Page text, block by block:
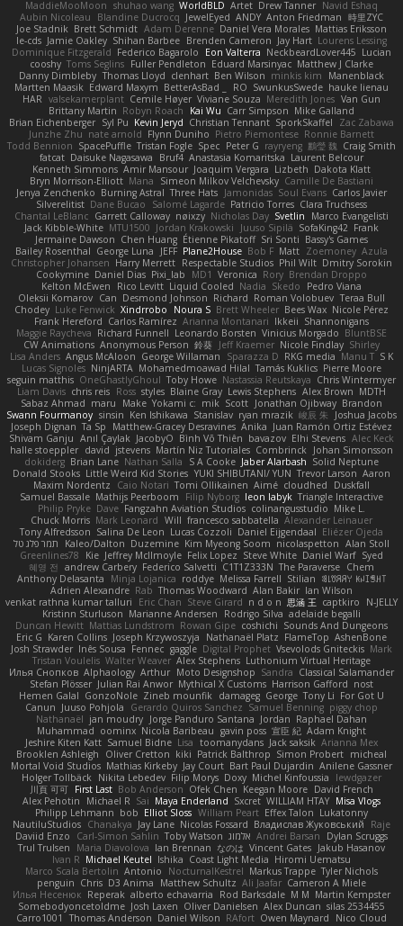
MaddieMooMoon shuhao wang WorldBLD Artet Drew Tanner Navid Eshaq
Aubin Nicoleau
Blandine Ducrocq JewelEyed ANDY Anton Friedman 時里ZYC
Joe Stadnik Brett Schmidt Adam Derenne Daniel Vera Morales Mattias Eriksson
le-cds Jamie Oakley Shihan Barbee Brenden Cameron Jay Hart Lourens Lessing
Dominique Fitzgerald Federico Bagarolo Eon Valterra NeckbeardLover445 Lucian
cooshy Toms Seglins Fuller Pendleton Eduard Marsinyac Matthew J Clarke
Danny Dimbleby Thomas Lloyd clenhart Ben Wilson minkis kim
Manenblack
Martten Maasik Edward Maxym BetterAsBad _ RO SwunkusSwede hauke lienau
HAR valsekamerplant Cemile Høyer Viviane Souza Meredith Jones Van Gun
Brittany Martin Robyn Roach Kai Wu Carr Simpson Mike Galland
Brian Eichenberger Syl Pu Kevin Jeryd Christian Tennant SporkSkaffel
Zac Zabawa
Junzhe Zhu nate arnold Flynn Duniho Pietro Piemontese Ronnie Barnett
Todd Bennion SpacePuffle Tristan Fogle Spec Peter G rayryeng 鸝瑩 魏 Craig Smith
fatcat Daisuke Nagasawa Bruf4 Anastasia Komaritska Laurent Belcour
Kenneth Simmons Amir Mansour Joaquim Vergara Lizbeth Dakota Klatt
Bryn Morrison-Elliott Mana Simeon Milkov Velchevsky Camille De Bastiani
Jenya Zenchenko Burning Astral Three Hats Jamonidas Soul Evans Carlos Javier
Silverelitist Dane Bucao Salomé Lagarde Patricio Torres Clara Truchsess
Chantal LeBlanc Garrett Calloway nøixzy Nicholas Day Svetlin
Marco Evangelisti
Jack Kibble-White MTU1500 Jordan Krakowski Juuso Sipilä SofaKing42 Frank
Jermaine Dawson Chen Huang Étienne Pikatoff Sri Sonti Bassy's Games
Bailey Rosenthal George Luna JEFF Plane2House Bob F Matt Zoemoney Azula
Christopher Johansen Harry Merrett Respectable Studios Phil Wilt Dmitry Sorokin
Cookymine Daniel Dias Pixi_lab MD1 Veronica Rory Brendan Droppo
Kelton McEwen
Rico Levitt Liquid Cooled Nadia Skedo
Pedro Viana
Oleksii Komarov Can Desmond Johnson Richard Roman Volobuev Teraa Bull
Chodey Luke Fenwick Xindrrobo Noura S Brett Wheeler Bees Wax Nicole Pérez
Frank Hereford Carlos Ramírez Arianna Montanari Ikkeii Shannonigans
Maggie Raycheva Richard Funnell Leonardo Borsten Vinicius Morgado BluntBSE
CW Animations Anonymous Person 鈴葵 Jeff Kraemer Nicole Findlay Shirley
Lisa Anders Angus McAloon George Willaman Sparazza D RKG media Manu T S K
Lucas Signoles NinjARTA Mohamedmoawad Hilal Tamás Kuklics Pierre Moore
seguin matthis OneGhastlyGhoul Toby Howe Nastassia Reutskaya Chris Wintermyer
Liam Davis chris reis Ross styles Blaine Gray Lewis Stephens Alex Brown MDTH
Sabaz Ahmad maru Make Yokami c: mik Scott Jonathan Ojibway Brandon
Swann Fourmanoy sinsin Ken Ishikawa Stanislav ryan mrazik 峻辰 朱
Joshua Jacobs
Joseph Dignan Ta Sp Matthew-Gracey Desravines Anika Juan Ramón Ortiz Estévez
Shivam Ganju Anıl Çaylak JacobyO Bình Võ Thiên bavazov Elhi Stevens Alec Keck
halle stoeppler david jstevens Martín Niz Tutoriales Combrinck Johan Simonsson
dokiderg Brian Lane Nathan Salla S A Cooke Jaber Alarbash Solid Neptune
Donald Stooks Little Weird Kid Stories YUKI SHIBUTANI/ YUN Trevor Larson Aaron
Maxim Nordentz
Caio Notari Tomi Ollikainen Aimé cloudhed
Duskfall
Samuel Bassale Mathijs Peerboom Filip Nyborg leon labyk Triangle Interactive
Philip Pryke Dave Fangzahn Aviation Studios colinangusstudio Mike L.
Chuck Morris Mark Leonard Will francesco sabbatella Alexander Leinauer
Tony Alfredsson Salina De Leon Lucas Cozzoli Daniel Eijgendaal Eliézer Ojeda
תמר פלג טל
Kaleo/Dalton Duzemine Kim Myeong Soom nicolaspetton Alan Stoll
Greenlines78
Kie Jeffrey McIlmoyle Felix Lopez Steve White Daniel Warf Syed
혜영 전 andrew Carbery Federico Salvetti C1T1Z333N The Paraverse Chem
Anthony Delasanta
Minja Lojanica roddye Melissa Farrell Stilian ꌃ꒒ꀎꋪꋪꌩ ꀘꈤꀤꁅꃅ꓄
Adrien Alexandre Rab Thomas Woodward Alan Bakir Ian Wilson
venkat rathna kumar talluri
Eric Chan Steve Girard n d o n 思涵 王 captkiro
N-JELLY
Kristinn Sturluson Marianne Andersen Rodrigo Silva adelaide begalli
Duncan Hewitt Mattias Lundstrom Rowan Gipe coshichi Sounds And Dungeons
Eric G Karen Collins Joseph Krzywoszyja Nathanaël Platz FlameTop AshenBone
Josh Strawder Inês Sousa Fennec gaggle Digital Prophet Vsevolods Gniteckis Mark
Tristan Voulelis Walter Weaver Alex Stephens Luthonium Virtual Heritage
Илья Снопков Alphaology Arthur Moto Designshop Sandra Classical Salamander
Stefan Plösser Julian Rai Anwor Mythical X Customs Harrison Gafford nost
Hemen Galal GonzoNole Zineb mounfik damageg George Tony Li For Got U
Canun Juuso Pohjola Gerardo Quiros Sanchez Samuel Benning piggy chop
Nathanaël jan moudry Jorge Panduro Santana Jordan Raphael Dahan
Muhammad oominx Nicola Baribeau gavin poss 宣臣 紀 Adam Knight
Jeshire Kiten Katt Samuel Bidne Lisa toomanydans Jack saksik Arianna Mex
Brooklen Ashleigh
Oliver Cretton kiki Patrick Balthrop Simon Probert micheal
Mortal Void Studios Mathias Kirkeby Jay Court Bart Paul Dujardin Anilene Gassner
Holger Tollbäck Nikita Lebedev Filip Morys Doxy Michel Kinfoussia
lewdgazer
川頁 可可 First Last Bob Anderson Ofek Chen Keegan Moore David French
Alex Pehotin
Michael R Sai Maya Enderland Sxcret WILLIAM HTAY Misa Vlogs
Philipp Lehmann bob Elliot Sloss William Peart Effex Talon Lukatonny
NautiluStudios Chanakya Jay Lane Nicolas Fossard Владислав Жуковський
Raje
Daviid Enzo
Carl-Simon Sahlin Toby Watson אלמוג Andrei Barsan
Dylan Scruggs
Trul Trulsen
Maria Diavolova Ian Brennan なのは Vincent Gates Jakub Hasanov
Ivan R Michael Keutel Ishika Coast Light Media Hiromi Uematsu
Marco Scala Bertolin Antonio NocturnalKestrel Markus Trappe Tyler Nichols
penguin Chris D3 Anima Matthew Schultz Ali Jaafar Cameron A Miele
Илья Несенюк Reperak alberto echavarria Rod Barksdale M M Martin Kempster
Somebodyoncetoldme Josh Laxen Oliver Danielsen Alex Duncan silas 2534455
Carro1001
Thomas Anderson Daniel Wilson RAfort Owen Maynard
Nico Cloud